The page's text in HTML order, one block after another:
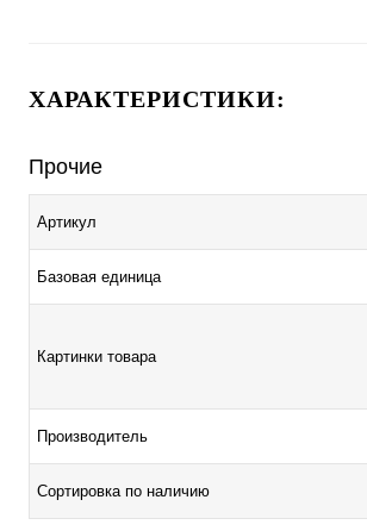
ХАРАКТЕРИСТИКИ:
Прочие
Артикул
Базовая единица
Картинки товара
Производитель
Сортировка по наличию